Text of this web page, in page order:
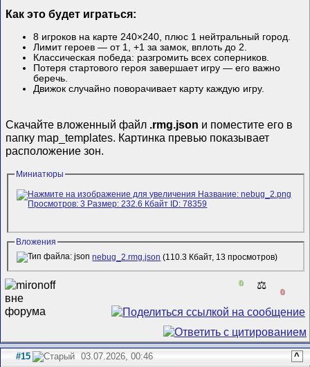
Как это будет играться:
8 игроков на карте 240×240, плюс 1 нейтральный город.
Лимит героев — от 1, +1 за замок, вплоть до 2.
Классическая победа: разгромить всех соперников.
Потеря стартового героя завершает игру — его важно
беречь.
Движок случайно поворачивает карту каждую игру.
Скачайте вложенный файл .rmg.json и поместите его в
папку map_templates. Картинка превью показывает
расположение зон.
Миниатюры
Вложения
nebug_2.rmg.json (110.3 Кбайт, 13 просмотров)
0 ⚖️
0
#15 03.07.2026, 00:46 ^